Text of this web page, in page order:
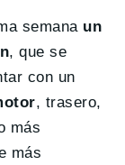
semana un
, que se
con un
, trasero,
más
más